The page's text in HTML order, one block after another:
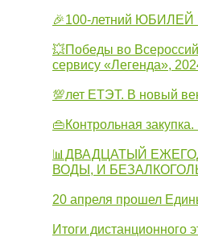
🎉100-летний ЮБИЛЕЙ
💥Победы во
сервису «Легенда»,
💯лет ЕТЭТ. В новый
👜Контрольная
📊ДВАДЦАТЫЙ
ВОДЫ, И
20 апреля прошел
Итоги дистанционного